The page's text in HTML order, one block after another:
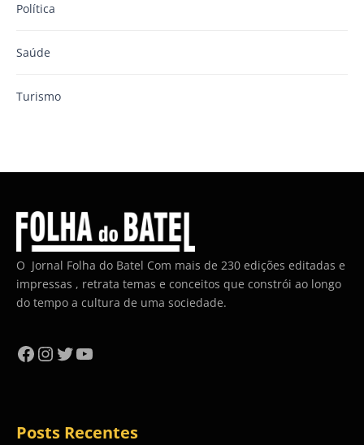
Política
Saúde
Turismo
O Jornal Folha do Batel Com mais de 230 edições editadas e
impressas , retrata temas e conceitos que constrói ao longo
do tempo a cultura de uma sociedade.
Facebook
Instagram
Twitter
YouTube
Posts Recentes